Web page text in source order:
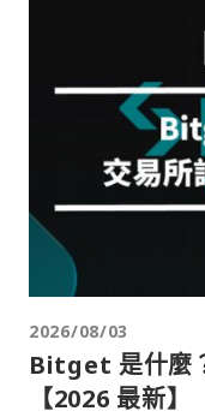
2026/08/03
Bitget 是什麼
【2026 最新】